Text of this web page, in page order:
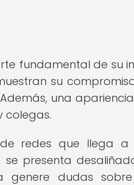
fundamental de su
su
una
colegas.
redes que llega
presenta
genere dudas